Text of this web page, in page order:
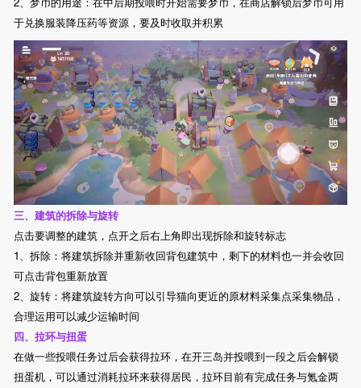
于兑换服装降压药等资源，要及时收取并积累
三、建筑的拆除与旋转
点击要调整的建筑，点开之后右上角即出现拆除和旋转标志
1、拆除：将建筑拆除并重新收回背包建筑中，剩下的材料也一并会收回
可点击背包重新放置
2、旋转：将建筑旋转方向可以引导猫向更近的原材料采集点采集物品，
合理运用可以减少运输时间
四、拉环与扭蛋
在做一些投喂任务过后会获得拉环，在开三岛并投喂到一段之后会解锁
扭蛋机，可以通过消耗拉环来获得居民，拉环目前有完成任务与氪金两